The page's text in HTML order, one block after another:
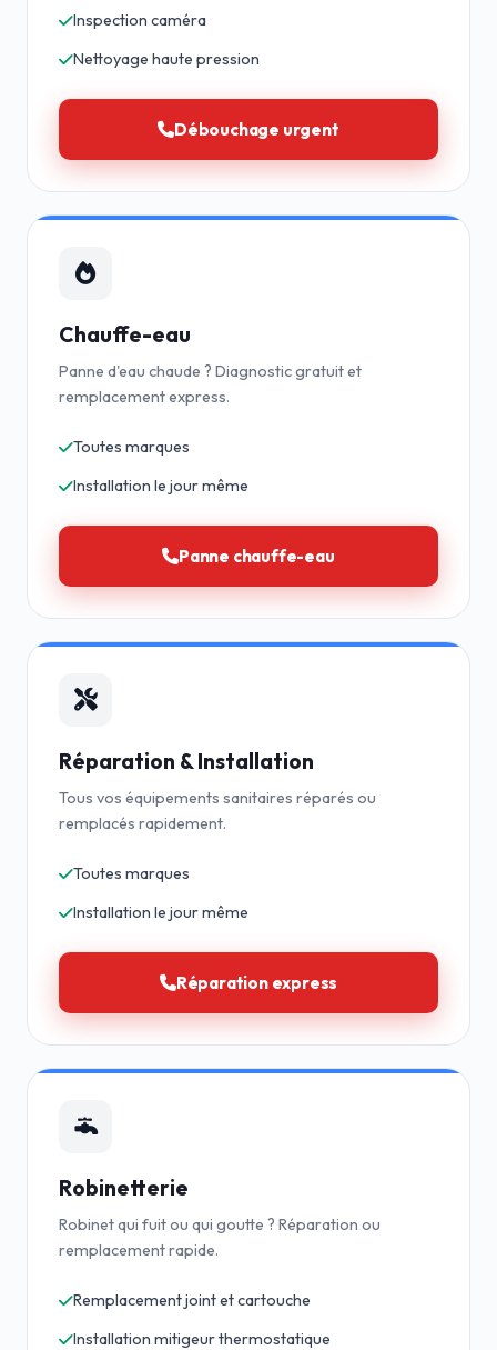
Inspection caméra
Nettoyage haute pression
Débouchage urgent
Chauffe-eau
Panne d'eau chaude ? Diagnostic gratuit et
remplacement express.
Toutes marques
Installation le jour même
Panne chauffe-eau
Réparation & Installation
Tous vos équipements sanitaires réparés ou
remplacés rapidement.
Toutes marques
Installation le jour même
Réparation express
Robinetterie
Robinet qui fuit ou qui goutte ? Réparation ou
remplacement rapide.
Remplacement joint et cartouche
Installation mitigeur thermostatique